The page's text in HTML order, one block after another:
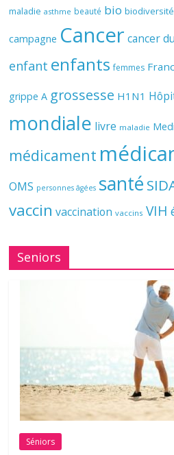
maladie asthme beauté bio biodiversité
campagne Cancer cancer
enfant enfants femmes
grippe A grossesse H1N1
mondiale livre maladie
médicament
OMS personnes âgées santé
vaccin vaccination vaccins VIH
Seniors
Séniors